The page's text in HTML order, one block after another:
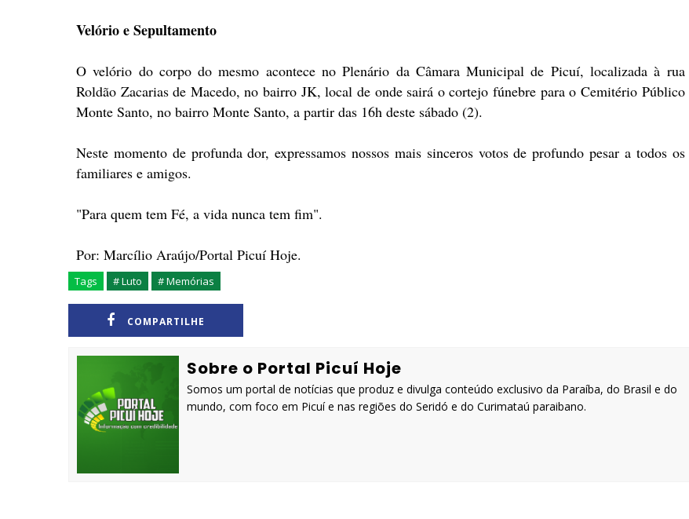
Velório e Sepultamento
O velório do corpo do mesmo acontece no Plenário da Câmara Municipal de Picuí, localizada à rua
Roldão Zacarias de Macedo, no bairro JK, local de onde sairá o cortejo fúnebre para o Cemitério Público
Monte Santo, no bairro Monte Santo, a partir das 16h deste sábado (2).
Neste momento de profunda dor, expressamos nossos mais sinceros votos de profundo pesar a todos os
familiares e amigos.
"Para quem tem Fé, a vida nunca tem fim".
Por: Marcílio Araújo/Portal Picuí Hoje.
Tags # Luto # Memórias
COMPARTILHE
Sobre o Portal Picuí Hoje
Somos um portal de notícias que produz e divulga conteúdo exclusivo da Paraíba, do Brasil e do
mundo, com foco em Picuí e nas regiões do Seridó e do Curimataú paraibano.